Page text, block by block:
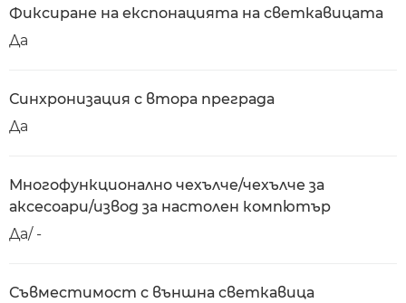
Фиксиране на експонацията на светкавицата
Да
Синхронизация с втора преграда
Да
Многофункционално чехълче/чехълче за
аксесоари/извод за настолен компютър
Да/ -
Съвместимост с външна светкавица